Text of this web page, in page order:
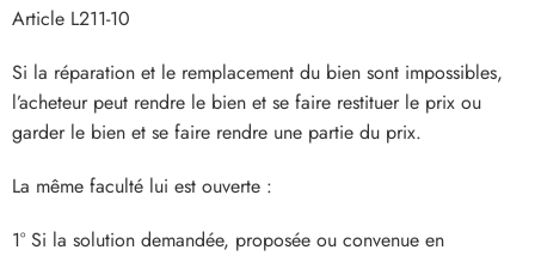
Article L211-10
Si la réparation et le remplacement du bien sont impossibles,
l’acheteur peut rendre le bien et se faire restituer le prix ou
garder le bien et se faire rendre une partie du prix.
La même faculté lui est ouverte :
1° Si la solution demandée, proposée ou convenue en